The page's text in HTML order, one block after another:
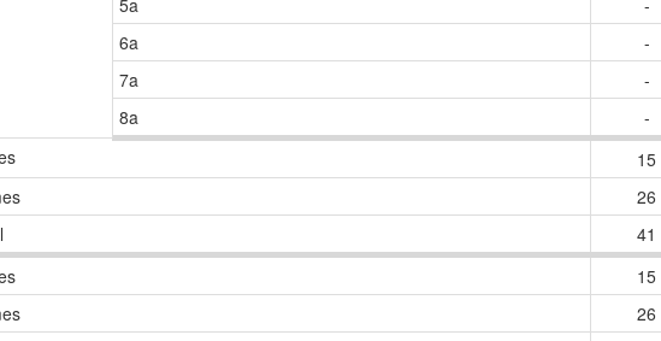
5a
-
6a
-
7a
-
8a
-
15
26
41
15
26